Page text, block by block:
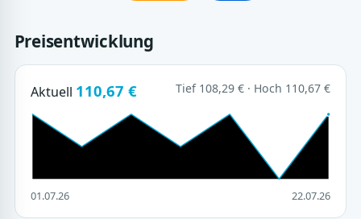
Preisentwicklung
Aktuell 110,67 € Tief 108,29 € · Hoch 110,67 €
01.07.26 22.07.26